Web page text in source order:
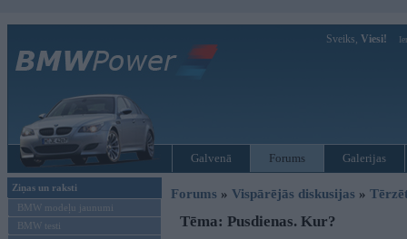
Sveiks, Viesi!
Galvenā Forums Galerijas
Ziņas un raksti
BMW modeļu jaunumi
BMW testi
Forums » Vispārējās diskusijas »
Tēma: Pusdienas. Kur?